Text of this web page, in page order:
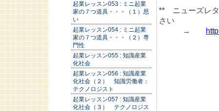
** ニューズレタ
さい
→
起業レッスン053 : ミニ起業
家の７つ道具・・・（１）思
い
起業レッスン054 : ミニ起業
家の７つ道具・・・（２）専
門性
起業レッスン055 : 知識産業
化社会
起業レッスン056 : 知識産業
化社会（２） 知識労働者：
テクノロジスト
起業レッスン057 : 知識産業
化社会（３） テクノロジス